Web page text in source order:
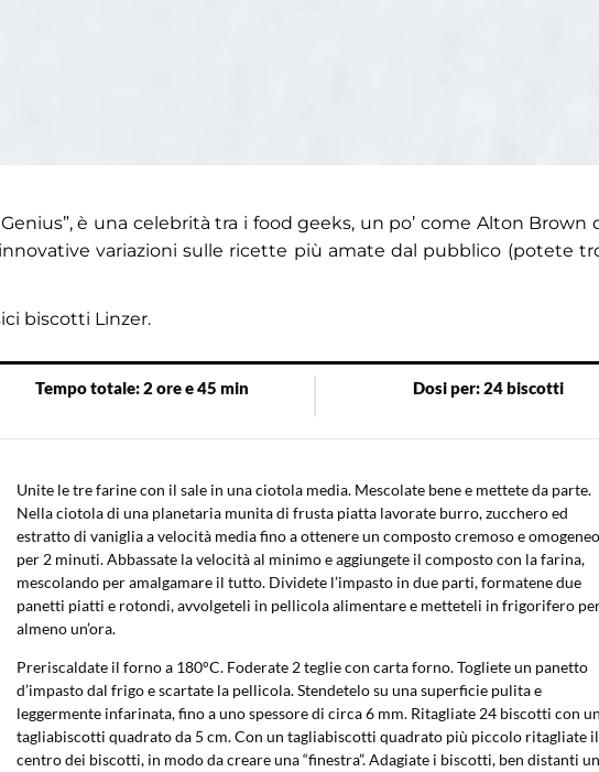
è una celebrità tra i food geeks, un po’ come Alton
variazioni sulle ricette più amate dal pubblico (potete
biscotti Linzer.
Tempo totale: 2 ore e 45 min Dosi per: 24 biscotti
Unite le tre farine con il sale in una ciotola media. Mescolate bene e mettete da parte.
Nella ciotola di una planetaria munita di frusta piatta lavorate burro, zucchero ed
estratto di vaniglia a velocità media fino a ottenere un composto cremoso e
per 2 minuti. Abbassate la velocità al minimo e aggiungete il composto con la farina,
mescolando per amalgamare il tutto. Dividete l’impasto in due parti, formatene due
panetti piatti e rotondi, avvolgeteli in pellicola alimentare e metteteli in frigorifero
almeno un’ora.
Preriscaldate il forno a 180°C. Foderate 2 teglie con carta forno. Togliete un panetto
d’impasto dal frigo e scartate la pellicola. Stendetelo su una superficie pulita e
leggermente infarinata, fino a uno spessore di circa 6 mm. Ritagliate 24 biscotti con un
tagliabiscotti quadrato da 5 cm. Con un tagliabiscotti quadrato più piccolo ritagliate il
centro dei biscotti, in modo da creare una “finestra”. Adagiate i biscotti, ben distanti